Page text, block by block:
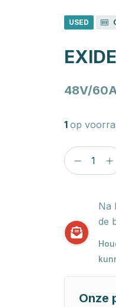
USED
48V/60A
1 op
Na
de
Onze